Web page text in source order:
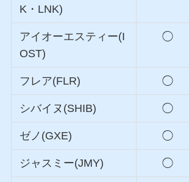
K・LNK)
アイオーエスティー(I
OST)
◯
フレア(FLR) ◯
シバイヌ(SHIB) ◯
ゼノ(GXE) ◯
ジャスミー(JMY) ◯